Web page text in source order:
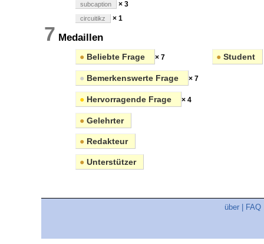
subcaption × 3
circuitikz × 1
7 Medaillen
● Beliebte Frage × 7
● Bemerkenswerte Frage × 7
● Hervorragende Frage × 4
● Gelehrter
● Redakteur
● Unterstützer
● Student
über FAQ